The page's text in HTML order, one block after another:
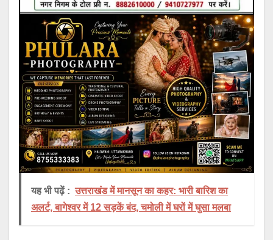
यह भी पढ़ें : उत्तराखंड में मानसून का कहर: भारी बारिश का
अलर्ट, बागेश्वर में 12 सड़कें बंद, चमोली में घरों में घुसा मलबा